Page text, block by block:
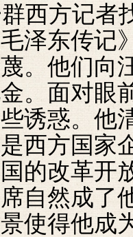
西方记者
泽东传记
。他们向
。面对眼
诱惑。他
西方国家
的改革开
自然成了
使得他成